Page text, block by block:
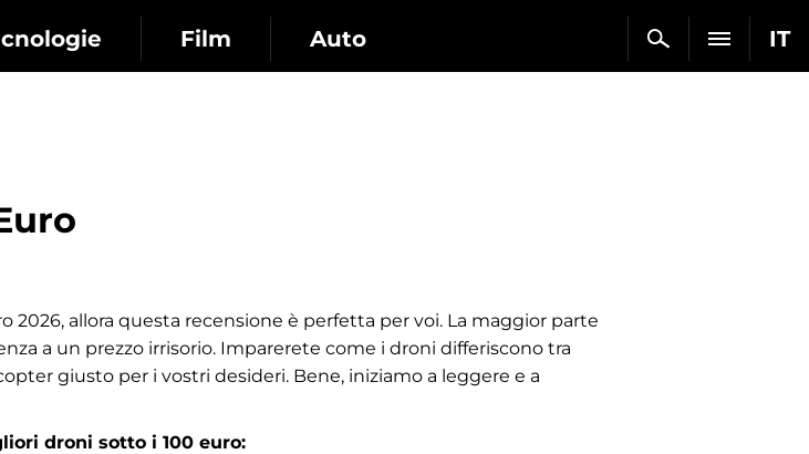
IT
Film Auto
allora questa recensione è perfetta per voi. La maggior parte
a un prezzo irrisorio. Imparerete come i droni differiscono tra
giusto per i vostri desideri. Bene, iniziamo a leggere e a
droni sotto i 100 euro: